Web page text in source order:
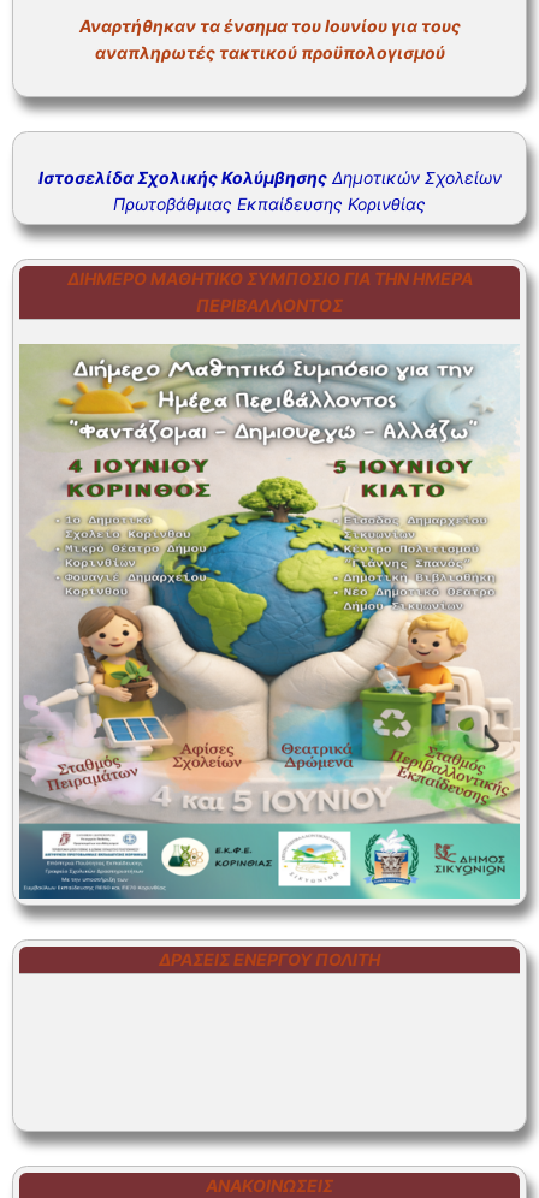
ΣΥΧΝΕΣ ΕΡΩΤΗΣΕΙΣ – ΤΜΗΜΑ ΟΙΚΟΝΟΜΙΚΟΥ
ΣΥΧΝΕΣ ΕΡΩΤΗΣΕΙΣ – ΤΜΗΜΑ ΠΡΟΣΩΠΙΚΟΥ
Αναρτήθηκαν τα ένσημα του Ιουνίου για τους
αναπληρωτές τακτικού προϋπολογισμού
Ιστοσελίδα Σχολικής ΚολύμβησηςΔημοτικών Σχολείων
Πρωτοβάθμιας Εκπαίδευσης Κορινθίας
ΔΙΉΜΕΡΟ ΜΑΘΗΤΙΚΌ ΣΥΜΠΌΣΙΟ ΓΙΑ ΤΗΝ ΗΜΈΡΑ
ΠΕΡΙΒΆΛΛΟΝΤΟΣ
ΔΡΆΣΕΙΣ ΕΝΕΡΓΟΎ ΠΟΛΊΤΗ
ΑΝΑΚΟΙΝΏΣΕΙΣ